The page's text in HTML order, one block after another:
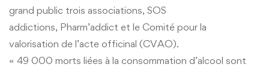
grand public trois associations, SOS
addictions, Pharm’addict et le Comité pour la
valorisation de l’acte officinal (CVAO).
« 49 000 morts liées à la consommation d’alcool sont